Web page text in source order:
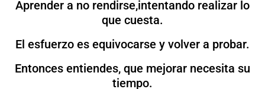
Aprender a no rendirse,intentando realizar lo
que cuesta.
El esfuerzo es equivocarse y volver a probar.
Entonces entiendes, que mejorar necesita su
tiempo.